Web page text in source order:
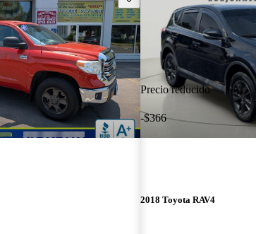
Precio reducido
-$366
2018 Toyota RAV4